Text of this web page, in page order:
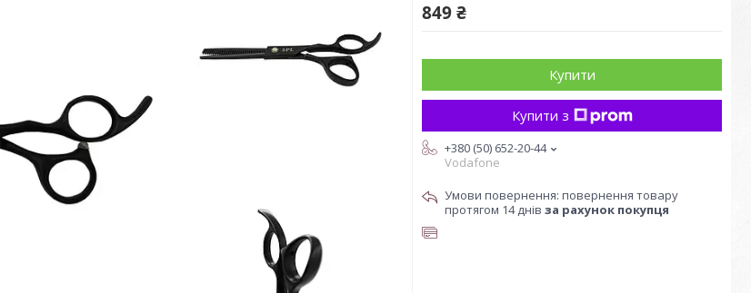
849 ₴
Купити
Купити з
+380 (50) 652-20-44
Vodafone
повернення товару
протягом 14 днів за рахунок покупця